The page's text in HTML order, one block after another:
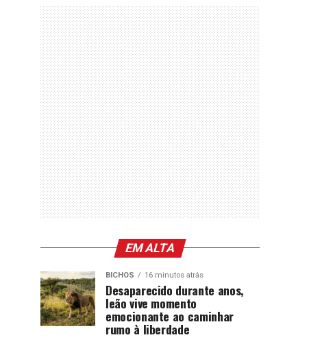
EM ALTA
BICHOS 16 minutos atrás
Desaparecido durante anos,
leão vive momento
emocionante ao caminhar
rumo à liberdade